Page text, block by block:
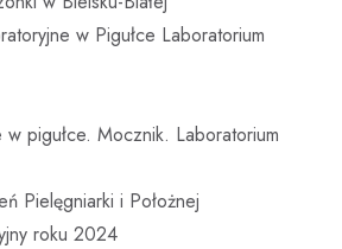
w Pigułce Laboratorium
pigułce. Mocznik. Laboratorium
Pielęgniarki i Położnej
roku 2024